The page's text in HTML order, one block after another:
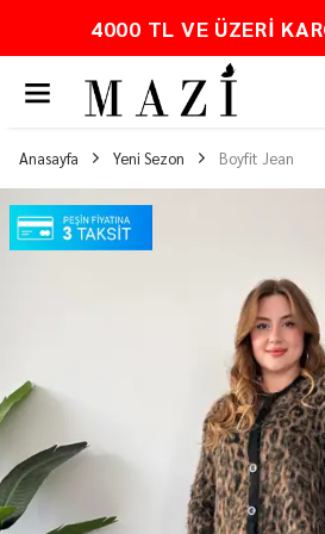
4000 TL VE ÜZERI
Anasayfa Yeni Sezon Boyfit Jean